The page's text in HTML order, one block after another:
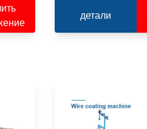
детали